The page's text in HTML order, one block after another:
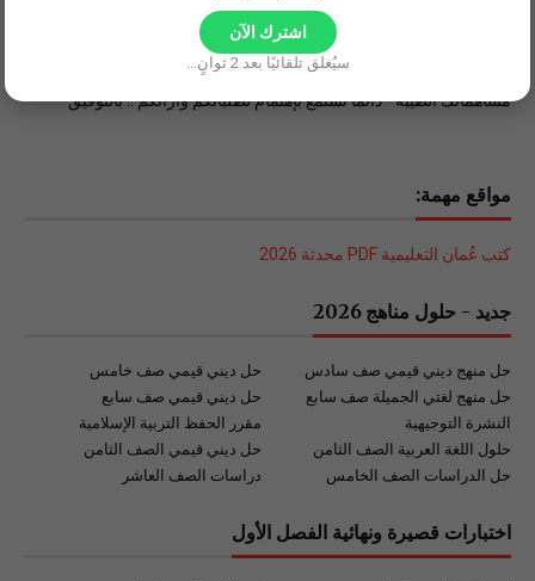
أهلا بك في موقع عُمان التعليمية - نرحب بنشر تعليقاتك البناءة و
مساهماتك الطيبة - دائما نستمع بإهتمام لطلباتكم وآرائكم .. بالتوفيق
اشترك الآن
سيُغلق تلقائيًا بعد1 ثوانٍ...
مواقع مهمة:
كتب عُمان التعليمية PDF محدثة 2026
جديد - حلول مناهج 2026
حل ديني قيمي صف خامس
حل منهج ديني قيمي صف سادس
حل ديني قيمي صف سابع
حل منهج لغتي الجميلة صف سابع
مقرر الحفظ التربية الإسلامية
النشرة التوجيهية
حل ديني قيمي الصف الثامن
حلول اللغة العربية الصف الثامن
دراسات الصف العاشر
حل الدراسات الصف الخامس
اختبارات قصيرة ونهائية الفصل الأول